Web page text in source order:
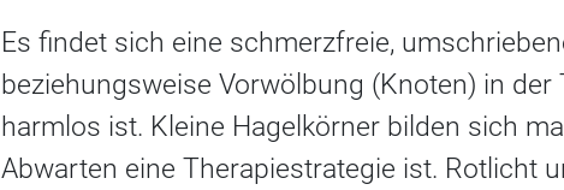
Es findet sich eine schmerzfreie,
beziehungsweise Vorwölbung (Knoten) in
harmlos ist. Kleine Hagelkörner bilden sich
Abwarten eine Therapiestrategie ist. Rotlicht